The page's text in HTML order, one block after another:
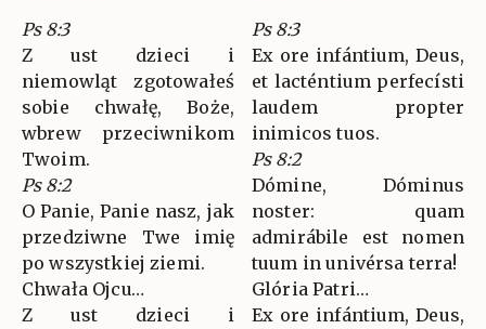
Ps 8:3
Z ust dzieci i
niemowląt zgotowałeś
sobie chwałę, Boże,
wbrew przeciwnikom
Twoim.
Ps 8:2
O Panie, Panie nasz, jak
przedziwne Twe imię
po wszystkiej ziemi.
Chwała Ojcu…
Z ust dzieci i
Ps 8:3
Ex ore infántium, Deus,
et lacténtium perfecísti
laudem propter
inimicos tuos.
Ps 8:2
Dómine, Dóminus
noster: quam
admirábile est nomen
tuum in univérsa terra!
Glória Patri…
Ex ore infántium, Deus,